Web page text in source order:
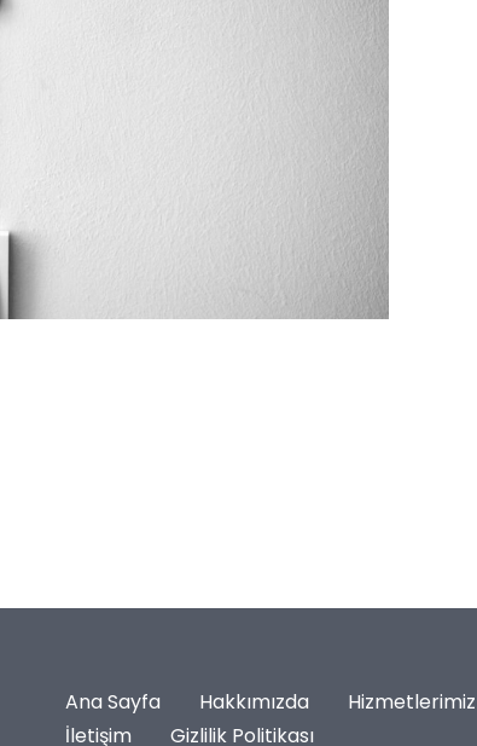
Ana Sayfa Hakkımızda Hizmetlerimiz
İletişim
Gizlilik Politikası